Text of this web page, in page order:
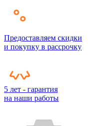
Предоставляем скидки
и покупку в рассрочку
5 лет - гарантия
на наши работы